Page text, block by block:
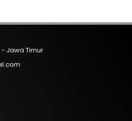
Jawa Timur